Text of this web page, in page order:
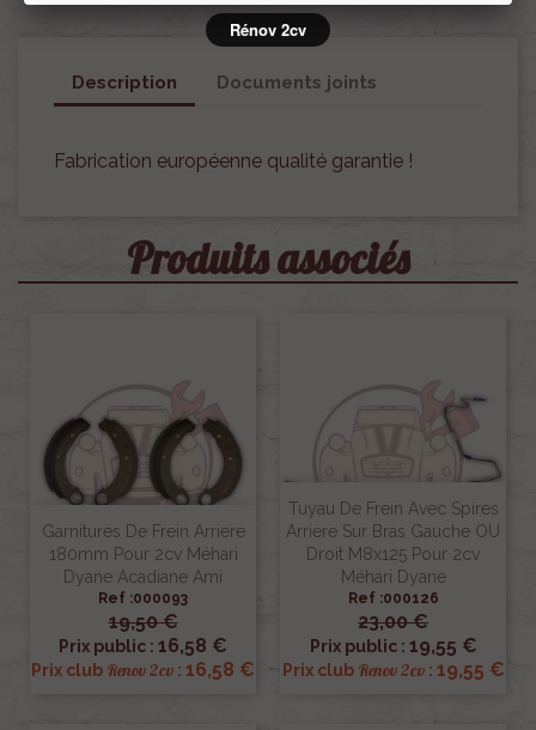
Description Documents joints
Fabrication européenne qualité garantie !
Produits associés
Garnitures De Frein Arriere
180mm Pour 2cv Méhari
Dyane Acadiane Ami
Ref :000093
19,50 €
Prix public : 16,58 €
Prix club Renov 2cv : 16,58 €
Tuyau De Frein Avec Spires
Arriere Sur Bras Gauche OU
Droit M8x125 Pour 2cv
Méhari Dyane
Ref :000126
23,00 €
Prix public : 19,55 €
Prix club Renov 2cv: 19,55 €
Rénov 2cv